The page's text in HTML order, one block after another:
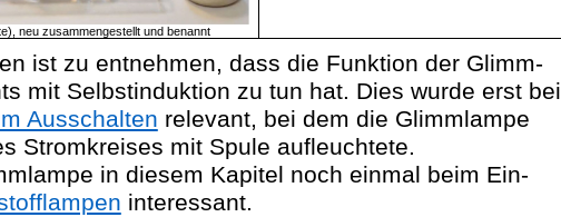
neu zusammengestellt und benannt
ist zu entnehmen, dass die Funktion der Glimm-
mit Selbstinduktion zu tun hat. Dies wurde erst bei
Ausschalten relevant, bei dem die Glimmlampe
Stromkreises mit Spule aufleuchtete.
in diesem Kapitel noch einmal beim Ein-
interessant.